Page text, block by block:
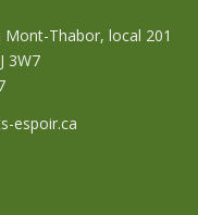
Mont-Thabor, local 201
3W7
espoir.ca